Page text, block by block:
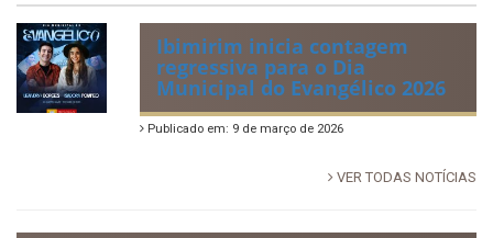
Ibimirim inicia contagem
regressiva para o Dia
Municipal do Evangélico 2026
Publicado em: 9 de março de 2026
VER TODAS NOTÍCIAS